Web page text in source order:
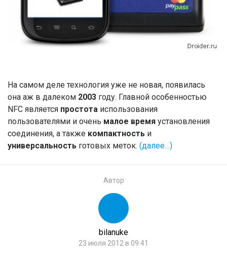
На самом деле технология уже не новая, появилась
она аж в далеком 2003 году. Главной особенностью
NFC является простота использования
пользователями и очень малое время установления
соединения, а также компактность и
универсальность готовых меток. (далее…)
Автор
bilanuke
23 июля 2012 в 09:41